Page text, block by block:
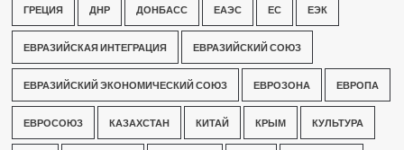
ГРЕЦИЯ ДНР ДОНБАСС ЕАЭС ЕС ЕЭК
ЕВРАЗИЙСКАЯ ИНТЕГРАЦИЯ ЕВРАЗИЙСКИЙ СОЮЗ
ЕВРАЗИЙСКИЙ ЭКОНОМИЧЕСКИЙ СОЮЗ ЕВРОЗОНА ЕВРОПА
ЕВРОСОЮЗ КАЗАХСТАН КИТАЙ КРЫМ КУЛЬТУРА